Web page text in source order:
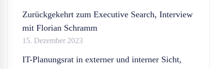
Zurückgekehrt zum Executive Search, Interview
mit Florian Schramm
15. Dezember 2023
IT-Planungsrat in externer und interner Sicht,